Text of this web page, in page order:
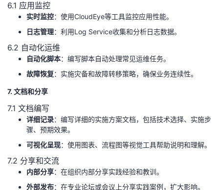
6.1 应用监控
实时监控：使用CloudEye等工具监控应用性能。
日志管理：利用Log Service收集和分析日志数据。
6.2 自动化运维
自动化脚本：编写脚本自动处理常见运维任务。
故障恢复：实施灾备和故障转移策略，确保业务连续性。
7. 文档和分享
7.1 文档编写
详细记录：编写详细的实施方案文档，包括技术选择、实施步
骤、预期效果。
可视化呈现：使用图表、流程图等视觉工具帮助说明和理解。
7.2 分享和交流
内部分享：在组织内部分享实践经验和教训。
外部发布：在专业论坛或会议上分享实践案例，扩大影响。